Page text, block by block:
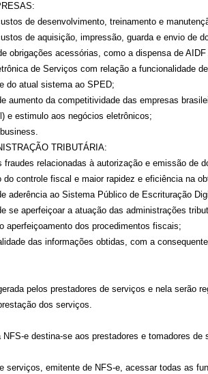
de desenvolvimento, treinamento e
de aquisição, impressão, guarda e envio de
obrigações acessórias, como a dispensa de
de Serviços com relação a funcionalidade
do atual sistema ao SPED;
aumento da competitividade das empresas
e estimulo aos negócios eletrônicos;
TRIBUTÁRIA:
fraudes relacionadas à autorização e emissão de
do controle fiscal e maior rapidez e eficiência na
aderência ao Sistema Público de Escrituração
se aperfeiçoar a atuação das administrações
aperfeiçoamento dos procedimentos fiscais;
das informações obtidas, com a
pelos prestadores de serviços e nela serão
dos serviços.
NFS-e destina-se aos prestadores e tomadores
serviços, emitente de NFS-e, acessar todas as